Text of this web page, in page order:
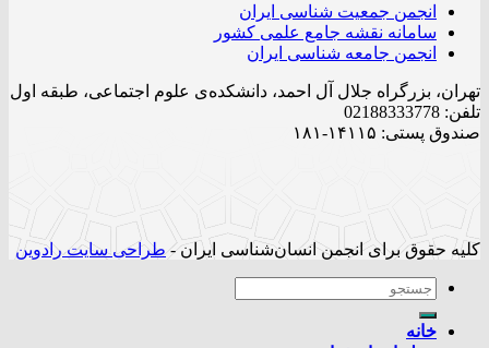
انجمن جمعیت شناسی ایران
سامانه نقشه جامع علمی کشور
انجمن جامعه شناسی ایران
تهران، بزرگراه جلال آل احمد، دانشکده‌ی علوم اجتماعی، طبقه اول
تلفن: 02188333778
صندوق پستی: ۱۴۱۱۵-۱۸۱
کلیه حقوق برای انجمن انسان‌شناسی ایران - طراحی سایت رادوین
خانه